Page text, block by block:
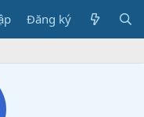
Đăng ký